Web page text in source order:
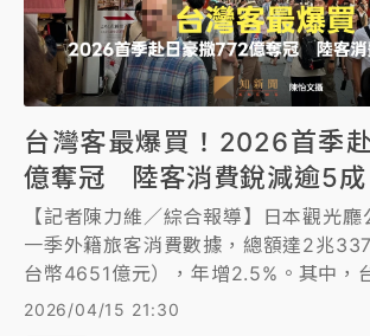
台灣客最爆買！2026首季
億奪冠 陸客消費銳減逾5成
【記者陳力維／綜合報導】日本觀光
一季外籍旅客消費數據，總額達2兆
台幣4651億元），年增2.5%。其中，
3884億日圓（約新台幣772億元）的消
2026/04/15 21:30